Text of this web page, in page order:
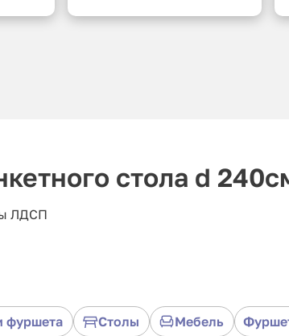
стола d
ЛДСП
фуршета Столы Мебель